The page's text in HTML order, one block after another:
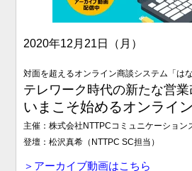
2020年12月21日（月）
対面を超えるオンライン商談システム「はな
テレワーク時代の新たな営業
いまこそ始めるオンライ
主催：株式会社NTTPCコミュニケーション
登壇：松沢真希（NTTPC SC担当）
＞アーカイブ動画はこちら